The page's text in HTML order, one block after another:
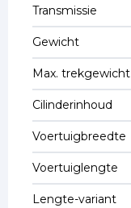
Transmissie
Gewicht
Max. trekgewicht
Cilinderinhoud
Voertuigbreedte
Voertuiglengte
Lengte-variant